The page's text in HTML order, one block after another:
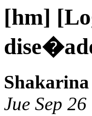
[hm]
Jue Sep